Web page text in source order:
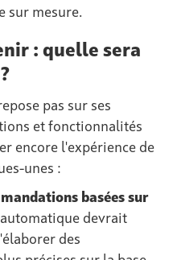
sur mesure.
: quelle sera
pas sur ses
et fonctionnalités
encore l'expérience de
unes :
basées sur
devrait
des